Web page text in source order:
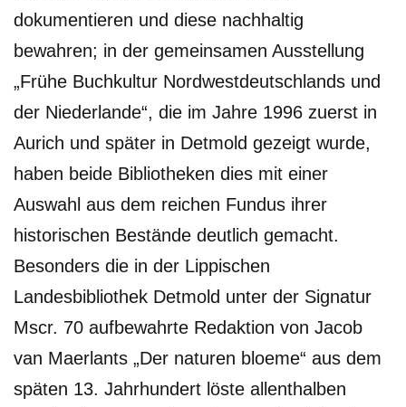
dokumentieren und diese nachhaltig
bewahren; in der gemeinsamen Ausstellung
„Frühe Buchkultur Nordwestdeutschlands und
der Niederlande“, die im Jahre 1996 zuerst in
Aurich und später in Detmold gezeigt wurde,
haben beide Bibliotheken dies mit einer
Auswahl aus dem reichen Fundus ihrer
historischen Bestände deutlich gemacht.
Besonders die in der Lippischen
Landesbibliothek Detmold unter der Signatur
Mscr. 70 aufbewahrte Redaktion von Jacob
van Maerlants „Der naturen bloeme“ aus dem
späten 13. Jahrhundert löste allenthalben